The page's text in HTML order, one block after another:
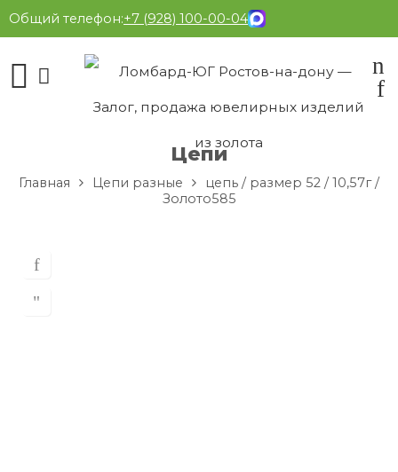
Общий телефон:+7 (928) 100-00-04
Цепи
Главная Цепи разные
цепь / размер 52 / 10,57г /
Золото585